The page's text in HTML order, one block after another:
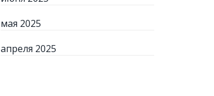
мая 2025
апреля 2025